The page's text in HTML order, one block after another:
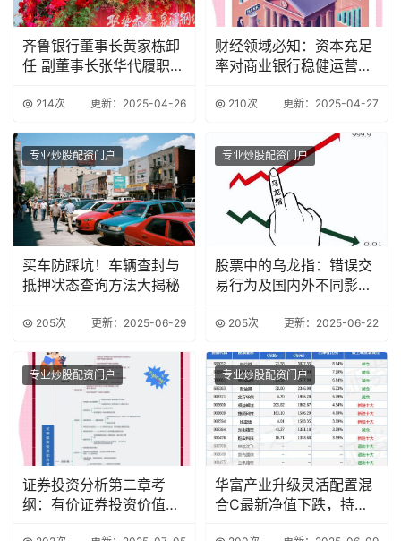
齐鲁银行董事长黄家栋卸
任 副董事长张华代履职
214次 更新：2025-04-26
财经领域必知：资本充足
率对商业银行稳健运营的
210次 更新：2025-04-27
专业炒股配资门户
买车防踩坑！车辆查封与
抵押状态查询方法大揭秘
205次 更新：2025-06-29
专业炒股配资门户
股票中的乌龙指：错误交
易行为及国内外不同影
205次 更新：2025-06-22
专业炒股配资门户
证券投资分析第二章考
纲：有价证券投资价值分
专业炒股配资门户
华富产业升级灵活配置混
合C最新净值下跌，持仓